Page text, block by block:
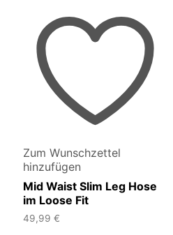
Zum Wunschzettel
hinzufügen
Mid Waist Slim Leg Hose
im Loose Fit
49,99 €